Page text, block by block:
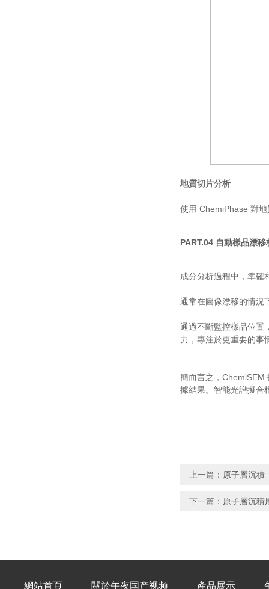
地質切片分析
使用 ChemiPhase 對
PART.04 自動樣品漂移
成分分析過程中，準確
通常在圖像漂移的情況
通過不斷監控樣品位置
力，專注於更重要的事
簡而言之，ChemiSEM
據結果。智能光譜擬合
上一篇： 原子層沉積
下一篇： 原子層沉積
網站首頁 關於午夜国产视频 產品展示